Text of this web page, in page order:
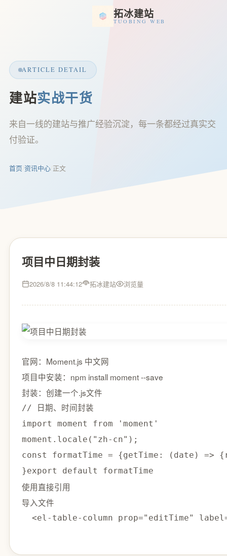
拓冰建站
TUOBING WEB
ARTICLE DETAIL
建站实战干货
来自一线的建站与推广经验沉淀，每一条都经过真实交
付验证。
首页/资讯中心/正文
项目中日期封装
2026/8/8 11:44:12 拓冰建站 浏览量
官网：Moment.js 中文网
项目中安装：npm install moment --save
封装：创建一个.js文件
// 日期、时间封装
import moment from 'moment'
moment.locale("zh-cn");
const formatTime = {getTime: (date) =>
}export default formatTime
使用直接引用
导入文件
<el-table-column prop="editTime"